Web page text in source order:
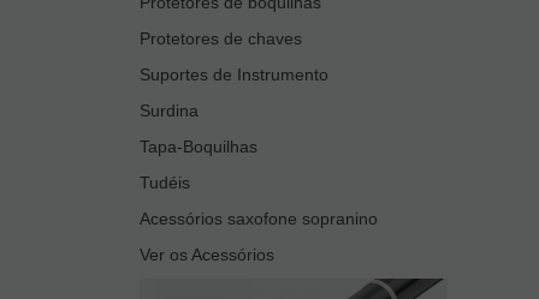
Protetores de chaves
Suportes de Instrumento
Surdina
Tapa-Boquilhas
Tudéis
Acessórios saxofone sopranino
Ver os Acessórios